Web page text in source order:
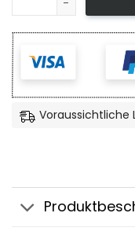
Voraussichtliche